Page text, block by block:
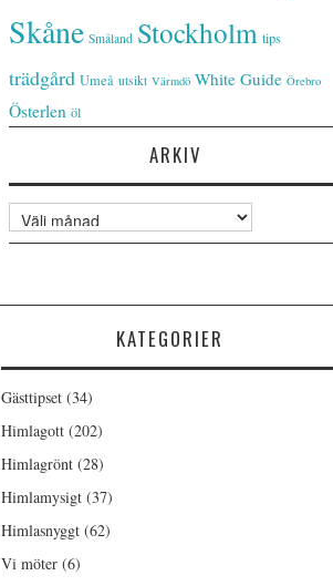
Skåne Småland Stockholm tips
trädgård Umeå utsikt Värmdö White Guide Örebro
Österlen öl
ARKIV
Arkiv
KATEGORIER
Gästtipset(34)
Himlagott(202)
Himlagrönt(28)
Himlamysigt(37)
Himlasnyggt(62)
Vi möter(6)